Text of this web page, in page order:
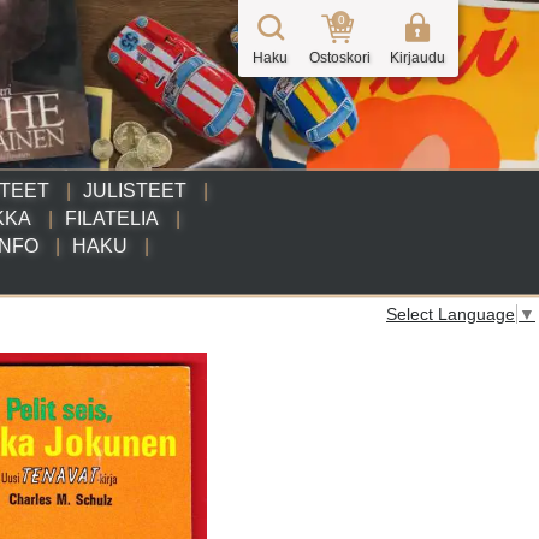
JULISTEET
FILATELIA
HAKU
Haku
0
Ostoskori Kirjaudu
Select Language ▼